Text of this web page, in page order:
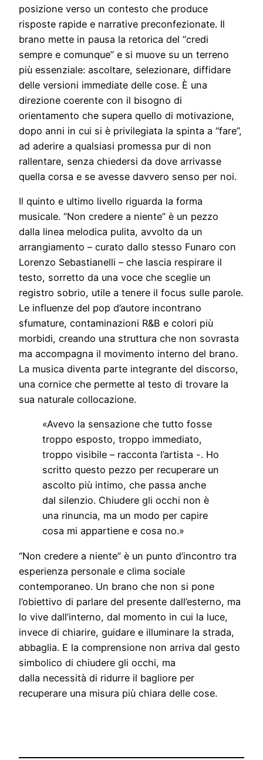
posizione verso un contesto che produce
risposte rapide e narrative preconfezionate. Il
brano mette in pausa la retorica del “credi
sempre e comunque” e si muove su un terreno
più essenziale: ascoltare, selezionare, diffidare
delle versioni immediate delle cose. È una
direzione coerente con il bisogno di
orientamento che supera quello di motivazione,
dopo anni in cui si è privilegiata la spinta a “fare”,
ad aderire a qualsiasi promessa pur di non
rallentare, senza chiedersi da dove arrivasse
quella corsa e se avesse davvero senso per noi.
Il quinto e ultimo livello riguarda la forma
musicale. “Non credere a niente” è un pezzo
dalla linea melodica pulita, avvolto da un
arrangiamento – curato dallo stesso Funaro con
Lorenzo Sebastianelli – che lascia respirare il
testo, sorretto da una voce che sceglie un
registro sobrio, utile a tenere il focus sulle parole.
Le influenze del pop d’autore incontrano
sfumature, contaminazioni R&B e colori più
morbidi, creando una struttura che non sovrasta
ma accompagna il movimento interno del brano.
La musica diventa parte integrante del discorso,
una cornice che permette al testo di trovare la
sua naturale collocazione.
«Avevo la sensazione che tutto fosse
troppo esposto, troppo immediato,
troppo visibile – racconta l’artista -. Ho
scritto questo pezzo per recuperare un
ascolto più intimo, che passa anche
dal silenzio. Chiudere gli occhi non è
una rinuncia, ma un modo per capire
cosa mi appartiene e cosa no.»
“Non credere a niente” è un punto d’incontro tra
esperienza personale e clima sociale
contemporaneo. Un brano che non si pone
l’obiettivo di parlare del presente dall’esterno, ma
lo vive dall’interno, dal momento in cui la luce,
invece di chiarire, guidare e illuminare la strada,
abbaglia. E la comprensione non arriva dal gesto
simbolico di chiudere gli occhi, ma
dalla necessità di ridurre il bagliore per
recuperare una misura più chiara delle cose.